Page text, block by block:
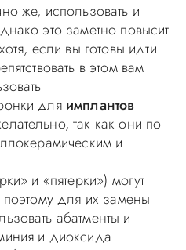
же, использовать и
это заметно повысит
если вы готовы идти
в этом вам
для имплантов
так как они по
и
и «пятерки») могут
для их замены
абатменты и
и диоксида